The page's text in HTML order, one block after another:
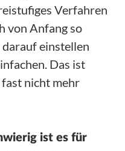
Verfahren
von Anfang so
darauf einstellen
Das ist
nicht mehr
ist es für